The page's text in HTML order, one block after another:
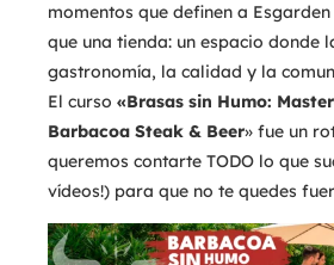
momentos que definen a
que una tienda: un espacio donde
gastronomía, la calidad y la
El curso «Brasas sin Humo:
Barbacoa Steak & Beer» fue un
queremos contarte TODO lo que
vídeos!) para que no te quedes